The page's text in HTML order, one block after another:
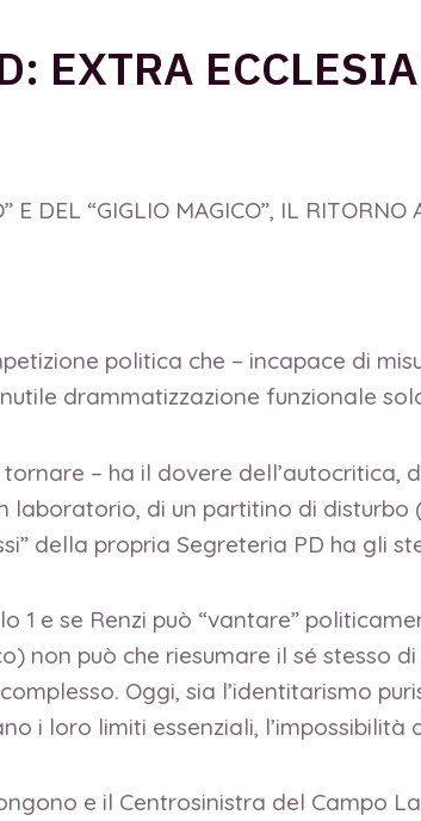
EXTRA
E DEL “GIGLIO MAGICO”, IL
politica che – incapace di
drammatizzazione funzionale
– ha il dovere
di un partitino di disturbo
della propria Segreteria PD ha gli
1 e se Renzi può “vantare”
non può che riesumare il sé stesso
Oggi, sia l’identitarismo
i loro limiti essenziali,
e il Centrosinistra del Campo